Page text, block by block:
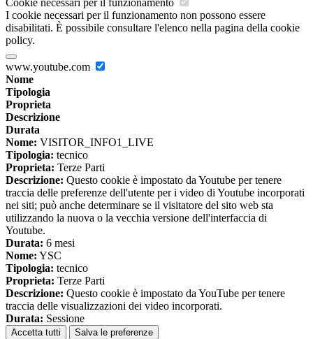
Cookie necessari per il funzionamento
I cookie necessari per il funzionamento non possono essere
disabilitati. È possibile consultare l'elenco nella pagina della cookie
policy.
www.youtube.com
Nome
Tipologia
Proprieta
Descrizione
Durata
Nome: VISITOR_INFO1_LIVE
Tipologia: tecnico
Proprieta: Terze Parti
Descrizione: Questo cookie è impostato da Youtube per tenere
traccia delle preferenze dell'utente per i video di Youtube incorporati
nei siti; può anche determinare se il visitatore del sito web sta
utilizzando la nuova o la vecchia versione dell'interfaccia di
Youtube.
Durata: 6 mesi
Nome: YSC
Tipologia: tecnico
Proprieta: Terze Parti
Descrizione: Questo cookie è impostato da YouTube per tenere
traccia delle visualizzazioni dei video incorporati.
Durata: Sessione
Accetta tutti Salva le preferenze